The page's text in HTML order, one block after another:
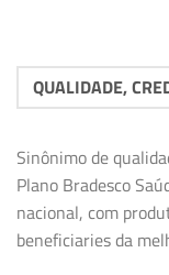
QUALIDADE,
Sinônimo de
Plano Bradesco
nacional, com
beneficiaries da